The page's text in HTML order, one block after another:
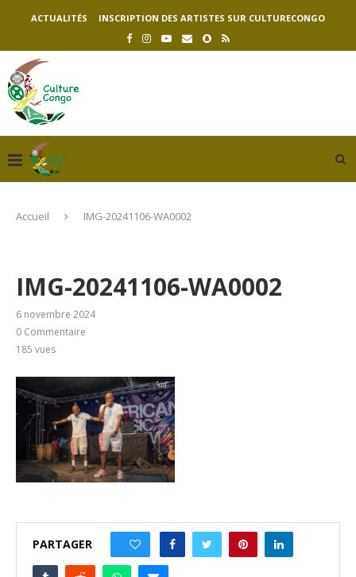
ACTUALITÉS INSCRIPTION DES ARTISTES SUR CULTURECONGO
Accueil IMG-20241106-WA0002
IMG-20241106-WA0002
6 novembre 2024
0 Commentaire
185 vues
PARTAGER